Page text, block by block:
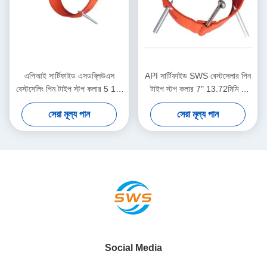
এপিআই সার্টিফাইড এসডব্লিউএস
বেস্টসেলিং পিন টাইপ স্টপ কলার 5 1/2
" 14.27 মিমি 1 বছরের ওয়ারেন্টি তেল
ও গ্যাস কেসিং সেন্ট্রালাইজার সরঞ্জাম
সেরা মূল্য পান
API সার্টিফাইড SWS বেস্টসেলার পিন
টাইপ স্টপ কলার 7" 13.72মিমি 1
বছরের ওয়ারেন্টি তেল ও গ্যাস কেসিং
সেন্ট্রালাইজার টুল
সেরা মূল্য পান
Social Media